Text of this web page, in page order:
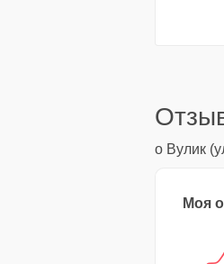
о Вулик
Моя